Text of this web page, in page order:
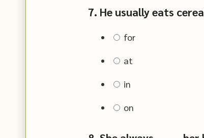
7. He usually eats
for
at
in
on